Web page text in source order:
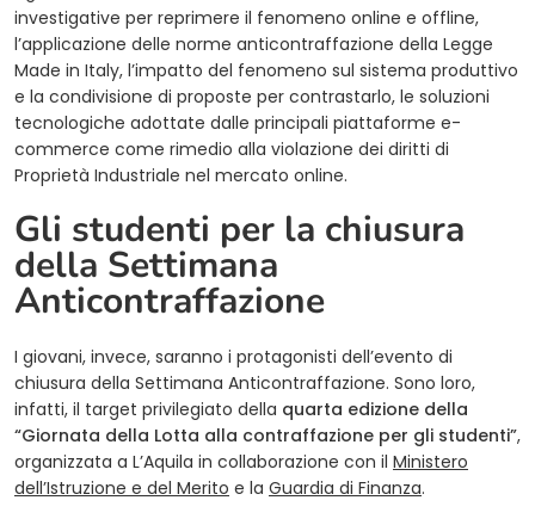
investigative per reprimere il fenomeno online e offline,
l’applicazione delle norme anticontraffazione della Legge
Made in Italy, l’impatto del fenomeno sul sistema produttivo
e la condivisione di proposte per contrastarlo, le soluzioni
tecnologiche adottate dalle principali piattaforme e-
commerce come rimedio alla violazione dei diritti di
Proprietà Industriale nel mercato online.
Gli studenti per la chiusura
della Settimana
Anticontraffazione
I giovani, invece, saranno i protagonisti dell’evento di
chiusura della Settimana Anticontraffazione. Sono loro,
infatti, il target privilegiato della quarta edizione della
“Giornata della Lotta alla contraffazione per gli studenti”,
organizzata a L’Aquila in collaborazione con il Ministero
dell’Istruzione e del Merito e la Guardia di Finanza.